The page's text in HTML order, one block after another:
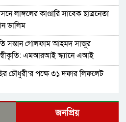
লাঙ্গলের কাণ্ডারি সাবেক ছাত্রনেতা
ডালিম
সন্তান গোলফাম আহমদ সাজুর
স্বীকৃতি: এমআরআই স্ক্যানে এআই
অর্জন
চৌধুরী’র পক্ষে ৩১ দফার লিফলেট
বিএনপির ‘রাষ্ট্র কাঠামো মেরামত’ ৩১
বিতরণ ও গণসংযোগজনপ্রিয়